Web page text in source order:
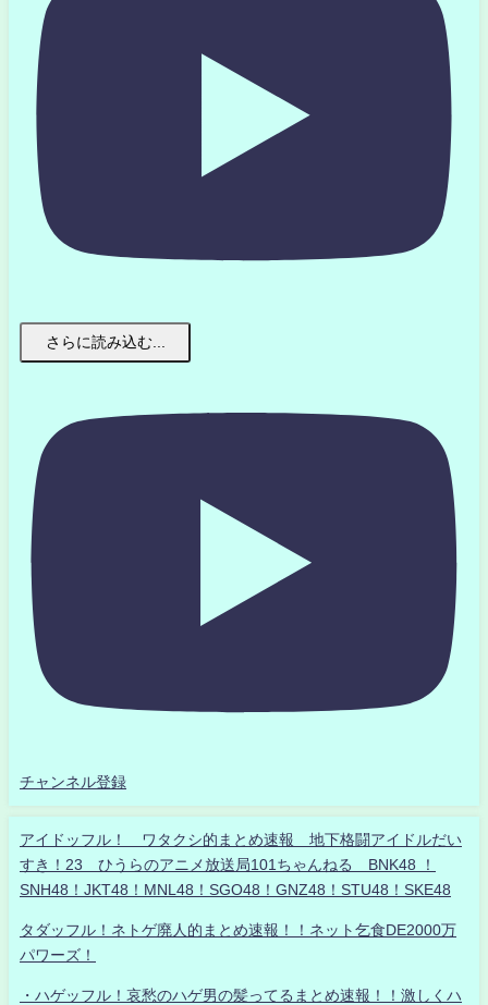
さらに読み込む...
チャンネル登録
アイドッフル！ ワタクシ的まとめ速報 地下格闘アイドルだい
すき！23 ひうらのアニメ放送局101ちゃんねる BNK48 ！
SNH48！JKT48！MNL48！SGO48！GNZ48！STU48！SKE48
タダッフル！ネトゲ廃人的まとめ速報！！ネット乞食DE2000万
パワーズ！
・ハゲッフル！哀愁のハゲ男の髪ってるまとめ速報！！激しくハ